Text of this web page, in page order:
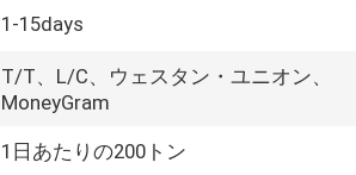
1-15days
T/T、L/C、ウェスタン・ユニオン、
MoneyGram
1日あたりの200トン